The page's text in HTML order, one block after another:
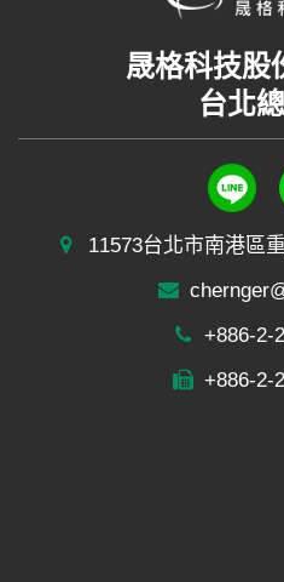
晟格科技股
台北
11573台北市南港區
+886-2-
+886-2-